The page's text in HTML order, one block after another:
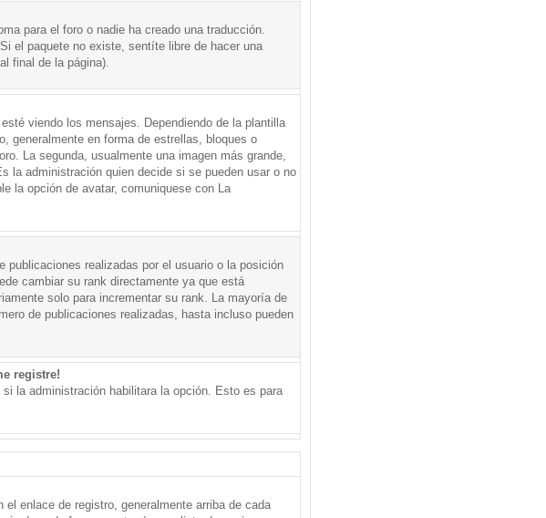
para el foro o nadie ha creado una traducción.
el paquete no existe, sentíte libre de hacer una
final de la página).
viendo los mensajes. Dependiendo de la plantilla
generalmente en forma de estrellas, bloques o
La segunda, usualmente una imagen más grande,
la administración quien decide si se pueden usar o no
la opción de avatar, comuniquese con La
publicaciones realizadas por el usuario o la posición
cambiar su rank directamente ya que está
solo para incrementar su rank. La mayoría de
de publicaciones realizadas, hasta incluso pueden
registre!
la administración habilitara la opción. Esto es para
enlace de registro, generalmente arriba de cada